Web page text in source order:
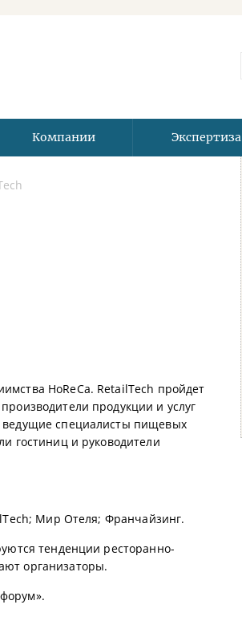
Компании Экспертиза
HoReCa. RetailTech пройдет
продукции и услуг
ведущие специалисты пищевых
гостиниц и руководители
Мир Отеля; Франчайзинг.
тенденции ресторанно-
организаторы.